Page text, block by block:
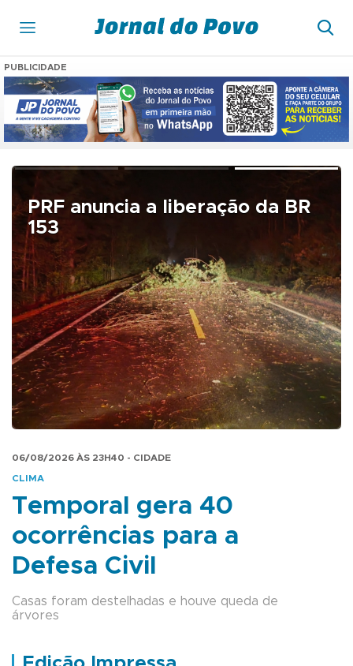
PUBLICIDADE
PRF anuncia a liberação da BR
153
06/08/2026 ÀS 23H40 - CIDADE
CLIMA
Temporal gera 40
ocorrências para a
Defesa Civil
Casas foram destelhadas e houve queda de
árvores